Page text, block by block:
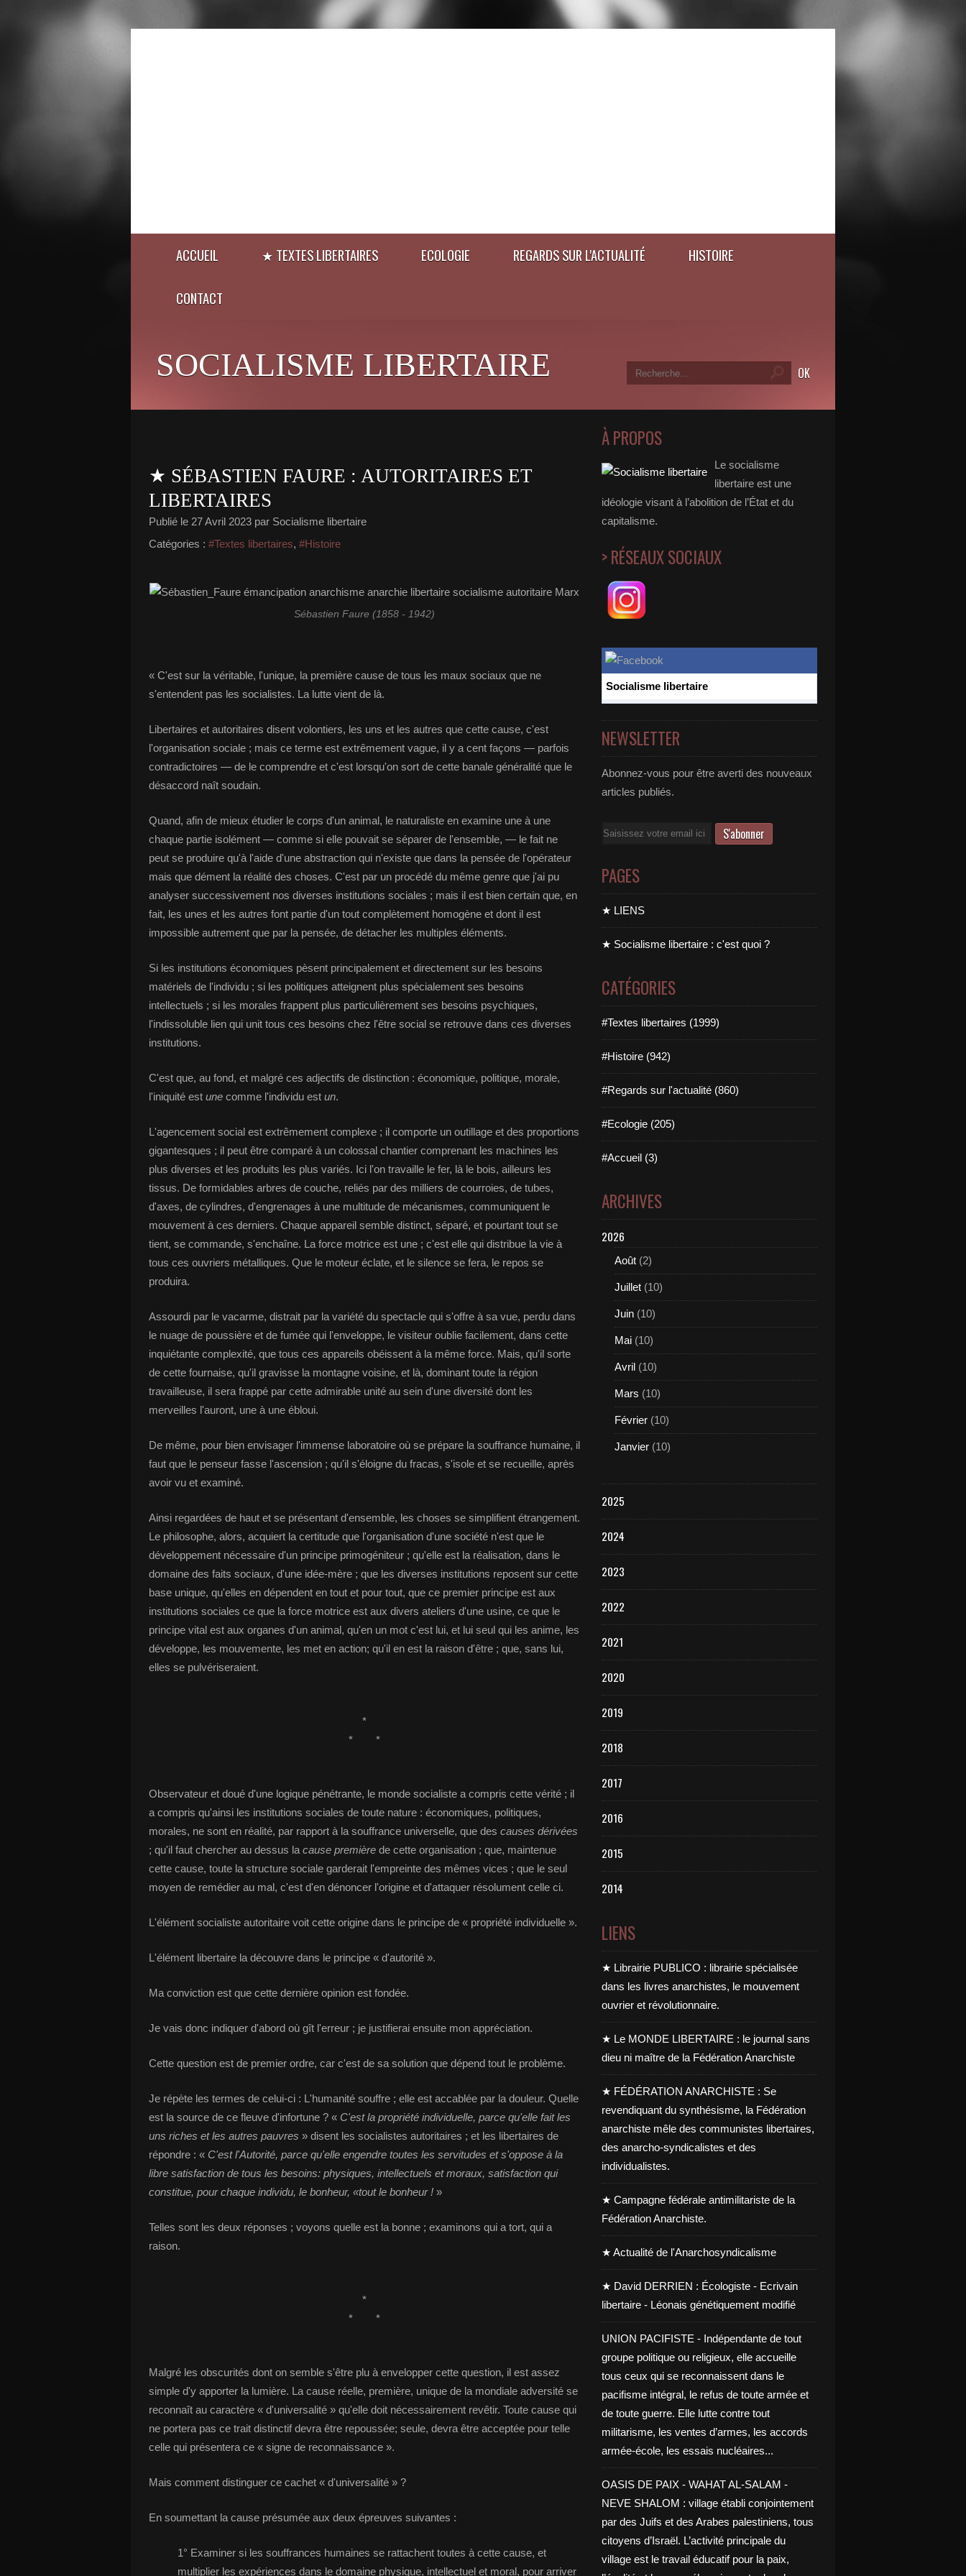
ACCUEIL ★ TEXTES LIBERTAIRES ECOLOGIE REGARDS SUR L'ACTUALITÉ HISTOIRE
CONTACT
SOCIALISME LIBERTAIRE
★ SÉBASTIEN FAURE : AUTORITAIRES ET
LIBERTAIRES
Publié le 27 Avril 2023 par Socialisme libertaire
Catégories : #Textes libertaires, #Histoire
Sébastien Faure (1858 - 1942)
« C'est sur la véritable, l'unique, la première cause de tous les maux sociaux que ne
s'entendent pas les socialistes. La lutte vient de là.
Libertaires et autoritaires disent volontiers, les uns et les autres que cette cause, c'est
l'organisation sociale ; mais ce terme est extrêmement vague, il y a cent façons — parfois
contradictoires — de le comprendre et c'est lorsqu'on sort de cette banale généralité que le
désaccord naît soudain.
Quand, afin de mieux étudier le corps d'un animal, le naturaliste en examine une à une
chaque partie isolément — comme si elle pouvait se séparer de l'ensemble, — le fait ne
peut se produire qu'à l'aide d'une abstraction qui n'existe que dans la pensée de l'opérateur
mais que dément la réalité des choses. C'est par un procédé du même genre que j'ai pu
analyser successivement nos diverses institutions sociales ; mais il est bien certain que, en
fait, les unes et les autres font partie d'un tout complètement homogène et dont il est
impossible autrement que par la pensée, de détacher les multiples éléments.
Si les institutions économiques pèsent principalement et directement sur les besoins
matériels de l'individu ; si les politiques atteignent plus spécialement ses besoins
intellectuels ; si les morales frappent plus particulièrement ses besoins psychiques,
l'indissoluble lien qui unit tous ces besoins chez l'être social se retrouve dans ces diverses
institutions.
C'est que, au fond, et malgré ces adjectifs de distinction : économique, politique, morale,
l'iniquité est une comme l'individu est un.
L'agencement social est extrêmement complexe ; il comporte un outillage et des proportions
gigantesques ; il peut être comparé à un colossal chantier comprenant les machines les
plus diverses et les produits les plus variés. Ici l'on travaille le fer, là le bois, ailleurs les
tissus. De formidables arbres de couche, reliés par des milliers de courroies, de tubes,
d'axes, de cylindres, d'engrenages à une multitude de mécanismes, communiquent le
mouvement à ces derniers. Chaque appareil semble distinct, séparé, et pourtant tout se
tient, se commande, s'enchaîne. La force motrice est une ; c'est elle qui distribue la vie à
tous ces ouvriers métalliques. Que le moteur éclate, et le silence se fera, le repos se
produira.
Assourdi par le vacarme, distrait par la variété du spectacle qui s'offre à sa vue, perdu dans
le nuage de poussière et de fumée qui l'enveloppe, le visiteur oublie facilement, dans cette
inquiétante complexité, que tous ces appareils obéissent à la même force. Mais, qu'il sorte
de cette fournaise, qu'il gravisse la montagne voisine, et là, dominant toute la région
travailleuse, il sera frappé par cette admirable unité au sein d'une diversité dont les
merveilles l'auront, une à une ébloui.
De même, pour bien envisager l'immense laboratoire où se prépare la souffrance humaine, il
faut que le penseur fasse l'ascension ; qu'il s'éloigne du fracas, s'isole et se recueille, après
avoir vu et examiné.
Ainsi regardées de haut et se présentant d'ensemble, les choses se simplifient étrangement.
Le philosophe, alors, acquiert la certitude que l'organisation d'une société n'est que le
développement nécessaire d'un principe primogéniteur ; qu'elle est la réalisation, dans le
domaine des faits sociaux, d'une idée-mère ; que les diverses institutions reposent sur cette
base unique, qu'elles en dépendent en tout et pour tout, que ce premier principe est aux
institutions sociales ce que la force motrice est aux divers ateliers d'une usine, ce que le
principe vital est aux organes d'un animal, qu'en un mot c'est lui, et lui seul qui les anime, les
développe, les mouvemente, les met en action; qu'il en est la raison d'être ; que, sans lui,
elles se pulvériseraient.
*
* *
Observateur et doué d'une logique pénétrante, le monde socialiste a compris cette vérité ; il
a compris qu'ainsi les institutions sociales de toute nature : économiques, politiques,
morales, ne sont en réalité, par rapport à la souffrance universelle, que des causes dérivées
; qu'il faut chercher au dessus la cause première de cette organisation ; que, maintenue
cette cause, toute la structure sociale garderait l'empreinte des mêmes vices ; que le seul
moyen de remédier au mal, c'est d'en dénoncer l'origine et d'attaquer résolument celle ci.
L'élément socialiste autoritaire voit cette origine dans le principe de « propriété individuelle ».
L'élément libertaire la découvre dans le principe « d'autorité ».
Ma conviction est que cette dernière opinion est fondée.
Je vais donc indiquer d'abord où gît l'erreur ; je justifierai ensuite mon appréciation.
Cette question est de premier ordre, car c'est de sa solution que dépend tout le problème.
Je répète les termes de celui-ci : L'humanité souffre ; elle est accablée par la douleur. Quelle
est la source de ce fleuve d'infortune ? « C'est la propriété individuelle, parce qu'elle fait les
uns riches et les autres pauvres » disent les socialistes autoritaires ; et les libertaires de
répondre : « C'est l'Autorité, parce qu'elle engendre toutes les servitudes et s'oppose à la
libre satisfaction de tous les besoins: physiques, intellectuels et moraux, satisfaction qui
constitue, pour chaque individu, le bonheur, «tout le bonheur ! »
Telles sont les deux réponses ; voyons quelle est la bonne ; examinons qui a tort, qui a
raison.
*
* *
Malgré les obscurités dont on semble s'être plu à envelopper cette question, il est assez
simple d'y apporter la lumière. La cause réelle, première, unique de la mondiale adversité se
reconnaît au caractère « d'universalité » qu'elle doit nécessairement revêtir. Toute cause qui
ne portera pas ce trait distinctif devra être repoussée; seule, devra être acceptée pour telle
celle qui présentera ce « signe de reconnaissance ».
Mais comment distinguer ce cachet « d'universalité » ?
En soumettant la cause présumée aux deux épreuves suivantes :
1° Examiner si les souffrances humaines se rattachent toutes à cette cause, et
multiplier les expériences dans le domaine physique, intellectuel et moral, pour arriver
À PROPOS
Le socialisme
libertaire est une
idéologie visant à l’abolition de l’État et du
capitalisme.
> RÉSEAUX SOCIAUX
Socialisme libertaire
NEWSLETTER
Abonnez-vous pour être averti des nouveaux
articles publiés.
Email
PAGES
★ LIENS
★ Socialisme libertaire : c'est quoi ?
CATÉGORIES
#Textes libertaires (1999)
#Histoire (942)
#Regards sur l'actualité (860)
#Ecologie (205)
#Accueil (3)
ARCHIVES
2026
Août (2)
Juillet (10)
Juin (10)
Mai (10)
Avril (10)
Mars (10)
Février (10)
Janvier (10)
2025
2024
2023
2022
2021
2020
2019
2018
2017
2016
2015
2014
LIENS
★ Librairie PUBLICO : librairie spécialisée
dans les livres anarchistes, le mouvement
ouvrier et révolutionnaire.
★ Le MONDE LIBERTAIRE : le journal sans
dieu ni maître de la Fédération Anarchiste
★ FÉDÉRATION ANARCHISTE : Se
revendiquant du synthésisme, la Fédération
anarchiste mêle des communistes libertaires,
des anarcho-syndicalistes et des
individualistes.
★ Campagne fédérale antimilitariste de la
Fédération Anarchiste.
★ Actualité de l'Anarchosyndicalisme
★ David DERRIEN : Écologiste - Ecrivain
libertaire - Léonais génétiquement modifié
UNION PACIFISTE - Indépendante de tout
groupe politique ou religieux, elle accueille
tous ceux qui se reconnaissent dans le
pacifisme intégral, le refus de toute armée et
de toute guerre. Elle lutte contre tout
militarisme, les ventes d’armes, les accords
armée-école, les essais nucléaires...
OASIS DE PAIX - WAHAT AL-SALAM -
NEVE SHALOM : village établi conjointement
par des Juifs et des Arabes palestiniens, tous
citoyens d’Israël. L’activité principale du
village est le travail éducatif pour la paix,